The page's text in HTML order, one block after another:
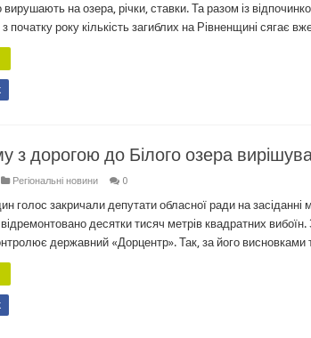
на озера, річки, ставки. Та разом із
з початку року кількість загиблих на Рівненщині сягає
з дорогою до Білого озера
Регіональні новини 0
голос закричали депутати обласної ради на засіданні
десятки тисяч метрів квадратних
державний «Дорцентр». Так, за його висновками